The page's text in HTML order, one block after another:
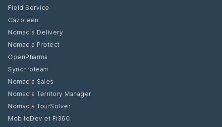
Field Service
Gazoleen
Nomadia Delivery
Nomadia Protect
OpenPharma
Synchroteam
Nomadia Sales
Nomadia Territory Manager
Nomadia TourSolver
MobileDev et Fi360